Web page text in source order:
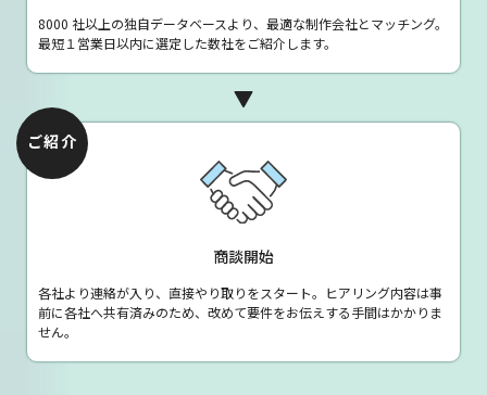
8000 社以上の独自データベースより、最適な制作会社とマッチング。
最短１営業日以内に選定した数社をご紹介します。
ご紹介
商談開始
各社より連絡が入り、直接やり取りをスタート。ヒアリング内容は事
前に各社へ共有済みのため、改めて要件をお伝えする手間はかかりま
せん。